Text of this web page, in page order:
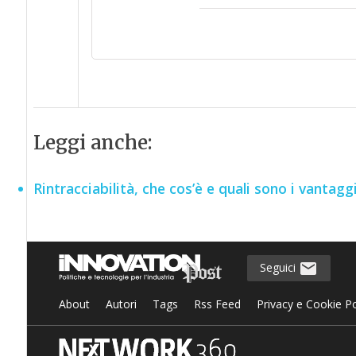
Leggi anche:
Rintracciabilità, che cos’è e quali sono i
Seguici
About Autori Tags Rss Feed Privacy e Cookie